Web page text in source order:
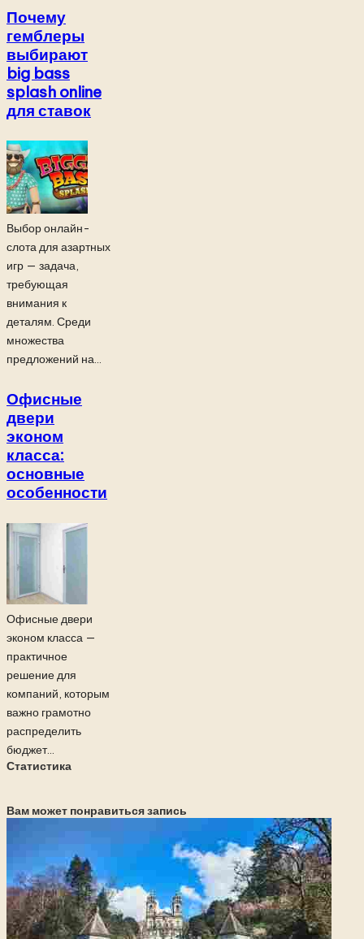
Почему
гемблеры
выбирают
big bass
splash online
для ставок
Выбор онлайн-
слота для азартных
игр — задача,
требующая
внимания к
деталям. Среди
множества
предложений на...
Офисные
двери
эконом
класса:
основные
особенности
Офисные двери
эконом класса —
практичное
решение для
компаний, которым
важно грамотно
распределить
бюджет...
Статистика
Вам может понравиться запись